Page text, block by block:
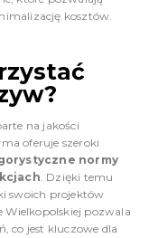
kosztów.
na jakości
oferuje szeroki
normy
. Dzięki temu
swoich projektów
pozwala
co jest kluczowe dla